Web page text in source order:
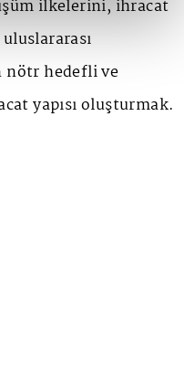
ilkelerini, ihracat
nötr hedefli ve
yapısı oluşturmak.